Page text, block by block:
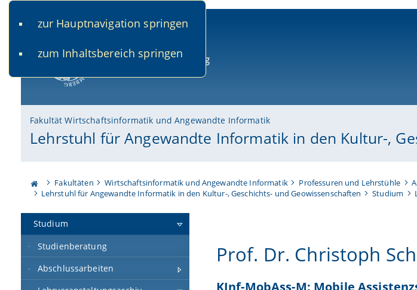
zur Hauptnavigation springen
zum Inhaltsbereich springen
Fakultät Wirtschaftsinformatik und Angewandte Informatik
Lehrstuhl für Angewandte Informatik in den Kultur-,
Fakultäten Wirtschaftsinformatik und Angewandte Informatik Professuren und Lehrstühle
Lehrstuhl für Angewandte Informatik in den Kultur-, Geschichts- und Geowissenschaften
Studium
Studium
Studienberatung
Abschlussarbeiten
Prof. Dr. Christoph